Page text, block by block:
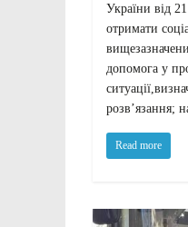
України від
отримати
допомога у
розв’язання;
Read more